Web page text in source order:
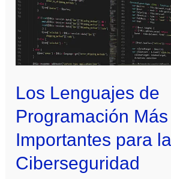
Los Lenguajes de
Programación Más
Importantes para la
Ciberseguridad